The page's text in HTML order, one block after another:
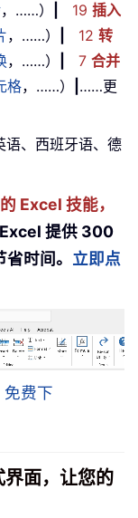
，……） 19 插入
，……） 12 转
，……） 7 合并
格，……）
……更
、西班牙语、德
Excel 技能，
提供 300
时间。 立即点
免费下
面，让您的